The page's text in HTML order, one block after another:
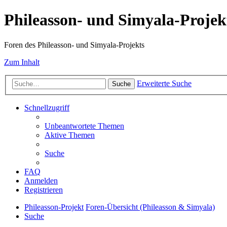
Phileasson- und Simyala-
Foren des Phileasson- und Simyala-Projekts
Zum Inhalt
Suche Erweiterte Suche
Schnellzugriff
Unbeantwortete Themen
Aktive Themen
Suche
FAQ
Anmelden
Registrieren
Phileasson-Projekt Foren-Übersicht (Phileasson & Simyala)
Suche